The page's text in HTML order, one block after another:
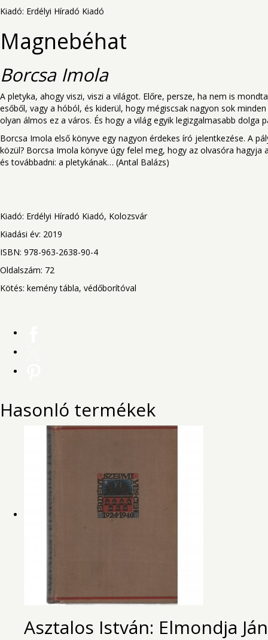
Kiadó: Erdélyi Híradó Kiadó
Magnebéhat
Borcsa Imola
A pletyka, ahogy viszi, viszi a világot. Előre, persze, ha nem is
esőből, vagy a hóból, és kiderül, hogy mégiscsak nagyon sok
olyan álmos ez a város. És hogy a világ egyik legizgalmasabb
Borcsa Imola első könyve egy nagyon érdekes író jelentkezése. A
közül? Borcsa Imola könyve úgy felel meg, hogy az olvasóra
és továbbadni: a pletykának… (Antal Balázs)
Kiadó: Erdélyi Híradó Kiadó, Kolozsvár
Kiadási év: 2019
ISBN: 978-963-2638-90-4
Oldalszám: 72
Kötés: kemény tábla, védőborítóval
Hasonló termékek
Asztalos István: Elmondja